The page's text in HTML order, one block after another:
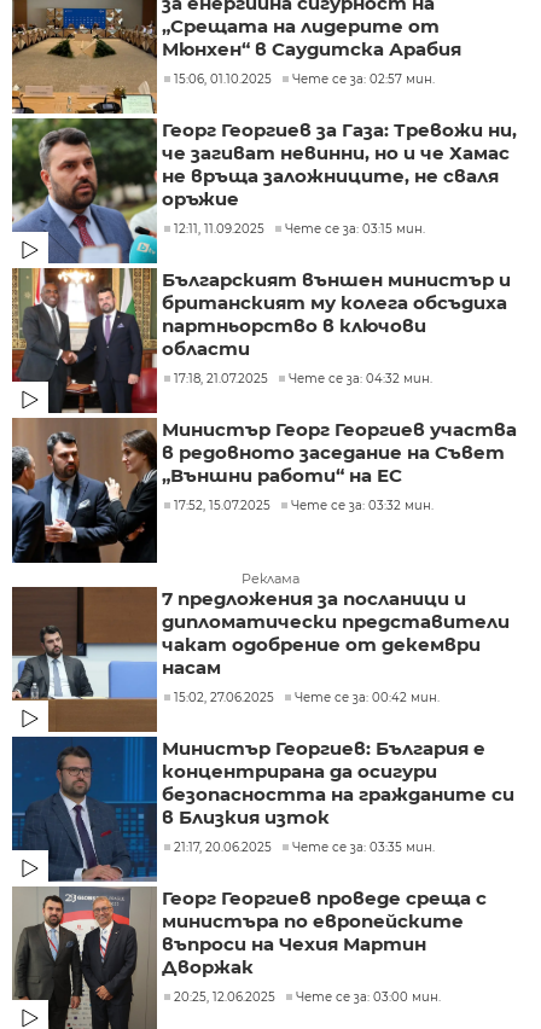
„Срещата на лидерите от
Мюнхен“ в Саудитска Арабия
15:06, 01.10.2025 Чете се за: 02:57 мин.
Георг Георгиев за Газа: Тревожи ни,
че загиват невинни, но и че Хамас
не връща заложниците, не сваля
оръжие
12:11, 11.09.2025 Чете се за: 03:15 мин.
Българският външен министър и
британският му колега обсъдиха
партньорство в ключови
области
17:18, 21.07.2025 Чете се за: 04:32 мин.
Министър Георг Георгиев участва
в редовното заседание на Съвет
„Външни работи“ на ЕС
17:52, 15.07.2025 Чете се за: 03:32 мин.
Реклама
7 предложения за посланици и
дипломатически представители
чакат одобрение от декември
насам
15:02, 27.06.2025 Чете се за: 00:42 мин.
Министър Георгиев: България е
концентрирана да осигури
безопасността на гражданите си
в Близкия изток
21:17, 20.06.2025 Чете се за: 03:35 мин.
Георг Георгиев проведе среща с
министъра по европейските
въпроси на Чехия Мартин
Дворжак
20:25, 12.06.2025 Чете се за: 03:00 мин.